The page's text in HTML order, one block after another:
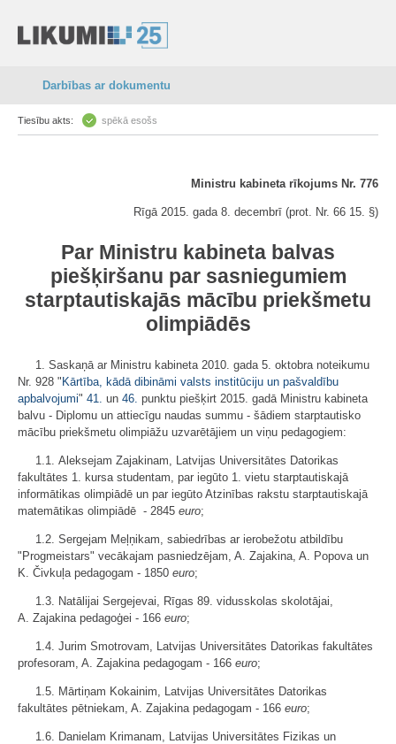
Darbības ar dokumentu
Tiesību akts: spēkā esošs
Ministru kabineta rīkojums Nr. 776
Rīgā 2015. gada 8. decembrī (prot. Nr. 66 15. §)
Par Ministru kabineta balvas
piešķiršanu par sasniegumiem
starptautiskajās mācību priekšmetu
olimpiādēs
1. Saskaņā ar Ministru kabineta 2010. gada 5. oktobra noteikumu
Nr. 928 " Kārtība, kādā dibināmi valsts institūciju un pašvaldību
apbalvojumi" 41. un 46. punktu piešķirt 2015. gadā Ministru kabineta
balvu - Diplomu un attiecīgu naudas summu - šādiem starptautisko
mācību priekšmetu olimpiāžu uzvarētājiem un viņu pedagogiem:
1.1. Aleksejam Zajakinam, Latvijas Universitātes Datorikas
fakultātes 1. kursa studentam, par iegūto 1. vietu starptautiskajā
informātikas olimpiādē un par iegūto Atzinības rakstu starptautiskajā
matemātikas olimpiādē - 2845 euro;
1.2. Sergejam Meļņikam, sabiedrības ar ierobežotu atbildību
"Progmeistars" vecākajam pasniedzējam, A. Zajakina, A. Popova un
K. Čivkuļa pedagogam - 1850 euro;
1.3. Natālijai Sergejevai, Rīgas 89. vidusskolas skolotājai,
A. Zajakina pedagoģei - 166 euro;
1.4. Jurim Smotrovam, Latvijas Universitātes Datorikas fakultātes
profesoram, A. Zajakina pedagogam - 166 euro;
1.5. Mārtiņam Kokainim, Latvijas Universitātes Datorikas
fakultātes pētniekam, A. Zajakina pedagogam - 166 euro;
1.6. Danielam Krimanam, Latvijas Universitātes Fizikas un